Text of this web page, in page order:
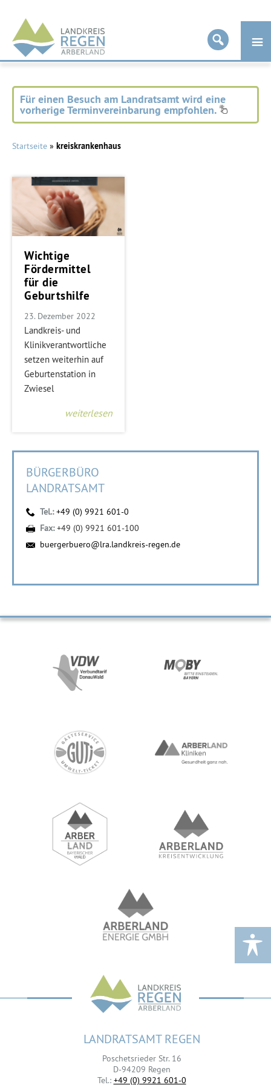
Landkreis
Regen
Für einen Besuch am Landratsamt wird eine
vorherige Terminvereinbarung empfohlen.
Startseite » kreiskrankenhaus
Wichtige
Fördermittel
für die
Geburtshilfe
23. Dezember 2022
Landkreis- und
Klinikverantwortliche
setzen weiterhin auf
Geburtenstation in
Zwiesel
weiterlesen
BÜRGERBÜRO
LANDRATSAMT
Tel.:+49 (0) 9921 601-0
Fax:+49 (0) 9921 601-100
buergerbuero@lra.landkreis-regen.de
LANDRATSAMT REGEN
Poschetsrieder Str. 16
D-94209 Regen
Tel.: +49 (0) 9921 601-0